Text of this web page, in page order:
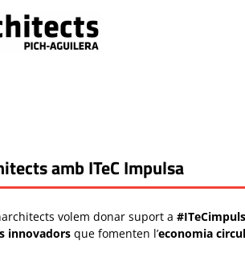
amb ITeC Impulsa
volem donar suport a
innovadors que fomenten l’economia